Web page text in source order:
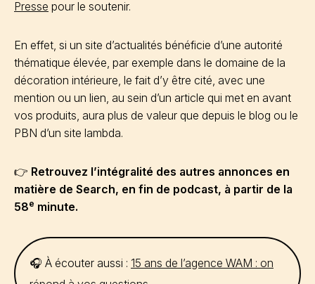
Presse pour le soutenir.
En effet, si un site d’actualités bénéficie d’une autorité
thématique élevée, par exemple dans le domaine de la
décoration intérieure, le fait d’y être cité, avec une
mention ou un lien, au sein d’un article qui met en avant
vos produits, aura plus de valeur que depuis le blog ou le
PBN d’un site lambda.
👉 Retrouvez l’intégralité des autres annonces en
matière de Search, en fin de podcast, à partir de la
58e minute.
🎧 À écouter aussi : 15 ans de l’agence WAM : on